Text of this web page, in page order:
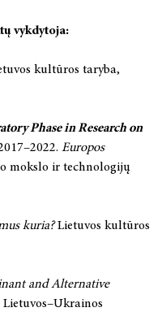
vykdytoja:
kultūros taryba,
Phase in Research on
Europos
mokslo ir technologijų
kuria?Lietuvos kultūros
and Alternative
Lietuvos–Ukrainos